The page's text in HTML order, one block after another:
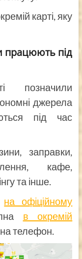
карті, яку
працюють під
позначили
джерела
під час
заправки,
кафе,
та інше.
на офіційному
в окремій
телефон.